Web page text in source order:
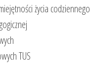
życia codziennego
TUS